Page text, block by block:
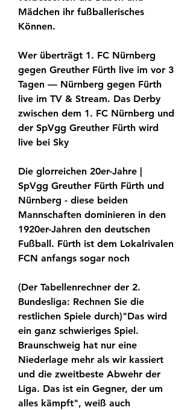
Mädchen ihr fußballerisches
Können.
Wer überträgt 1. FC Nürnberg
gegen Greuther Fürth live im vor 3
Tagen — Nürnberg gegen Fürth
live im TV & Stream. Das Derby
zwischen dem 1. FC Nürnberg und
der SpVgg Greuther Fürth wird
live bei Sky
Die glorreichen 20er-Jahre |
SpVgg Greuther Fürth Fürth und
Nürnberg - diese beiden
Mannschaften dominieren in den
1920er-Jahren den deutschen
Fußball. Fürth ist dem Lokalrivalen
FCN anfangs sogar noch
(Der Tabellenrechner der 2.
Bundesliga: Rechnen Sie die
restlichen Spiele durch)"Das wird
ein ganz schwieriges Spiel.
Braunschweig hat nur eine
Niederlage mehr als wir kassiert
und die zweitbeste Abwehr der
Liga. Das ist ein Gegner, der um
alles kämpft", weiß auch